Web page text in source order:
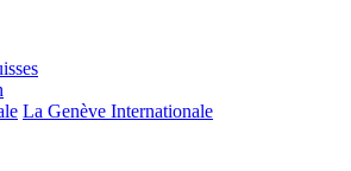
La Genève Internationale